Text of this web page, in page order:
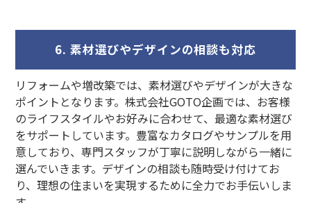
6. 素材選びやデザインの相談も対応
リフォームや増改築では、素材選びやデザインが大きな
ポイントとなります。株式会社GOTO企画では、お客様
のライフスタイルやお好みに合わせて、最適な素材選び
をサポートしています。豊富なカタログやサンプルを用
意しており、専門スタッフが丁寧に説明しながら一緒に
選んでいきます。デザインの相談も随時受け付けてお
り、理想の住まいを実現するために全力でお手伝いしま